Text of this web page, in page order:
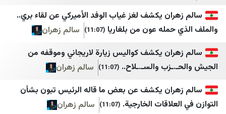
يكشف لغز غياب الوفد الأميركي عن لقاء بري..
عون من بلغاريا (11:07)
سالم زهران
يكشف كواليس زيارة لاريجاني وموقفه من
والسـ.ـلاح.. (11:07)
سالم زهران
يكشف عن بعض ما قاله الرئيس تبون بشأن
الخارجية. (11:07)
سالم زهران